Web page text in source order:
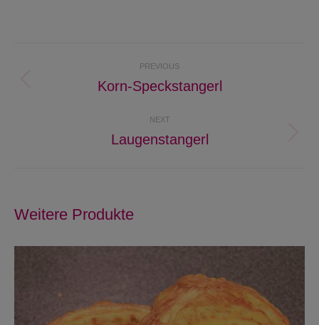
navigation
PREVIOUS
Previous
Korn-Speckstangerl
NEXT
Next
Laugenstangerl
Weitere Produkte